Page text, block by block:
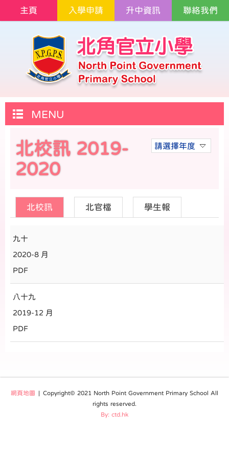
主頁 入學申請 升中資訊 聯絡我們
MENU
請選擇年度
北校訊 2019-
2020
北校訊 北官檔 學生報
九十
2020-8 月
PDF
八十九
2019-12 月
PDF
網頁地圖 | Copyright© 2021 North Point Government Primary School All
rights reserved.
By: ctd.hk